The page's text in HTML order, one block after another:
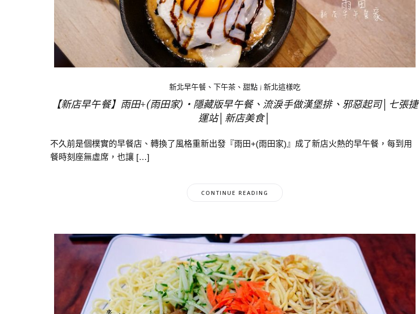
新北早午餐、下午茶、甜點| 新北這樣吃
【新店早午餐】雨田+(雨田家)‧隱藏版早午餐、流淚手做漢堡排、邪惡起司│七張捷
運站│新店美食│
不久前是個樸實的早餐店、轉換了風格重新出發『雨田+(雨田家)』成了新店火熱的早午餐，每到用
餐時刻座無虛席，也讓 […]
CONTINUE READING